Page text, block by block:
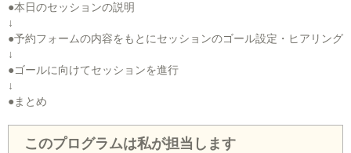
●本日のセッションの説明
↓
●予約フォームの内容をもとにセッションのゴール設定・ヒアリング
↓
●ゴールに向けてセッションを進行
↓
●まとめ
このプログラムは私が担当します